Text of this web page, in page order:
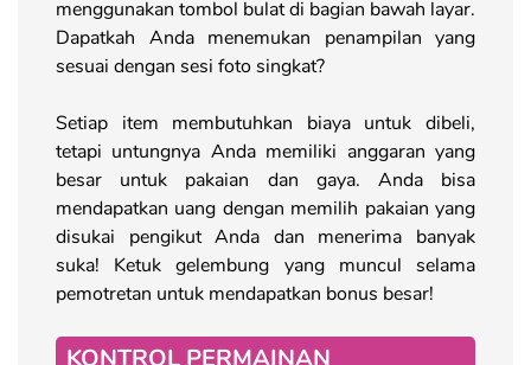
menggunakan tombol bulat di bagian bawah layar.
Dapatkah Anda menemukan penampilan yang
sesuai dengan sesi foto singkat?
Setiap item membutuhkan biaya untuk dibeli,
tetapi untungnya Anda memiliki anggaran yang
besar untuk pakaian dan gaya. Anda bisa
mendapatkan uang dengan memilih pakaian yang
disukai pengikut Anda dan menerima banyak
suka! Ketuk gelembung yang muncul selama
pemotretan untuk mendapatkan bonus besar!
KONTROL PERMAINAN